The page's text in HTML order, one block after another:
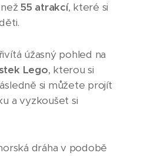
než55 atrakcí, které si
úžasný pohled na
Lego, kterou si
si můžete projít
a vyzkoušet si
dráha v podobě